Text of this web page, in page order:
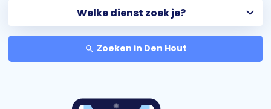
search Zoeken in Den Hout